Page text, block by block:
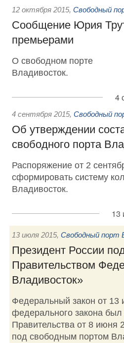
12 октября 2015, Свободный
Сообщение Юрия
премьерами
О свободном порте
Владивосток.
4
4 сентября 2015, Свободный
Об утверждении
свободного порта
Распоряжение от 2
сформировать систему
Владивосток.
13
13 июля 2015, Свободный порт
Президент России
Правительством
Владивосток»
Федеральный закон от
федерального закона
Правительства от 8
под свободным портом